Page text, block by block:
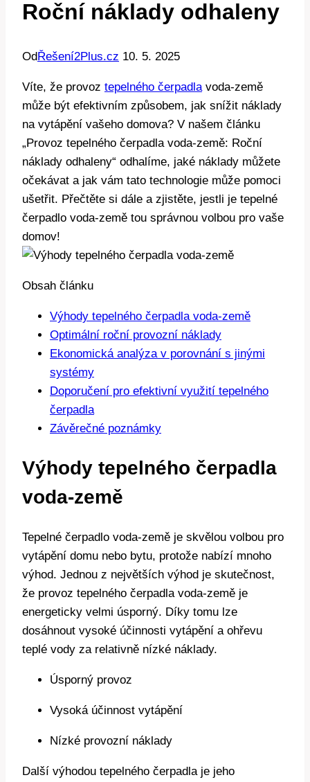
Roční náklady odhaleny
OdŘešení2Plus.cz 10. 5. 2025
Víte, že provoz tepelného čerpadla voda-země
může být efektivním způsobem, jak snížit náklady
na vytápění vašeho domova? V našem článku
„Provoz tepelného čerpadla voda-země: Roční
náklady odhaleny“ odhalíme, jaké náklady můžete
očekávat a jak vám tato technologie může pomoci
ušetřit. Přečtěte si dále a zjistěte, jestli je tepelné
čerpadlo voda-země tou správnou volbou pro vaše
domov!
Obsah článku
Výhody tepelného čerpadla voda-země
Optimální roční provozní náklady
Ekonomická analýza v porovnání s jinými
systémy
Doporučení pro efektivní využití tepelného
čerpadla
Závěrečné poznámky
Výhody tepelného čerpadla
voda-země
Tepelné čerpadlo voda-země je skvělou volbou pro
vytápění domu nebo bytu, protože nabízí mnoho
výhod. Jednou z největších výhod je skutečnost,
že provoz tepelného čerpadla voda-země je
energeticky velmi úsporný. Díky tomu lze
dosáhnout vysoké účinnosti vytápění a ohřevu
teplé vody za relativně nízké náklady.
Úsporný provoz
Vysoká účinnost vytápění
Nízké provozní náklady
Další výhodou tepelného čerpadla je jeho